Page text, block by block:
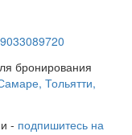
бронирования
Тольятти,
- подпишитесь на